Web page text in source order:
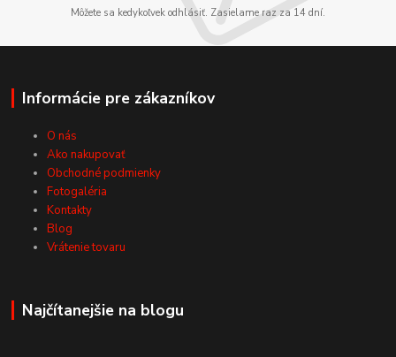
Môžete sa kedykoľvek odhlásiť. Zasielame raz za 14 dní.
Informácie pre zákazníkov
O nás
Ako nakupovať
Obchodné podmienky
Fotogaléria
Kontakty
Blog
Vrátenie tovaru
Najčítanejšie na blogu